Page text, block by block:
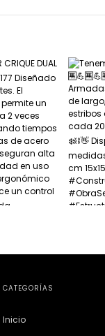
CATEGORÍAS
Inicio